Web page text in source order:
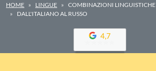
HOME LINGUE
COMBINAZIONI LINGUISTICHE
DALL'ITALIANO AL RUSSO
4,7